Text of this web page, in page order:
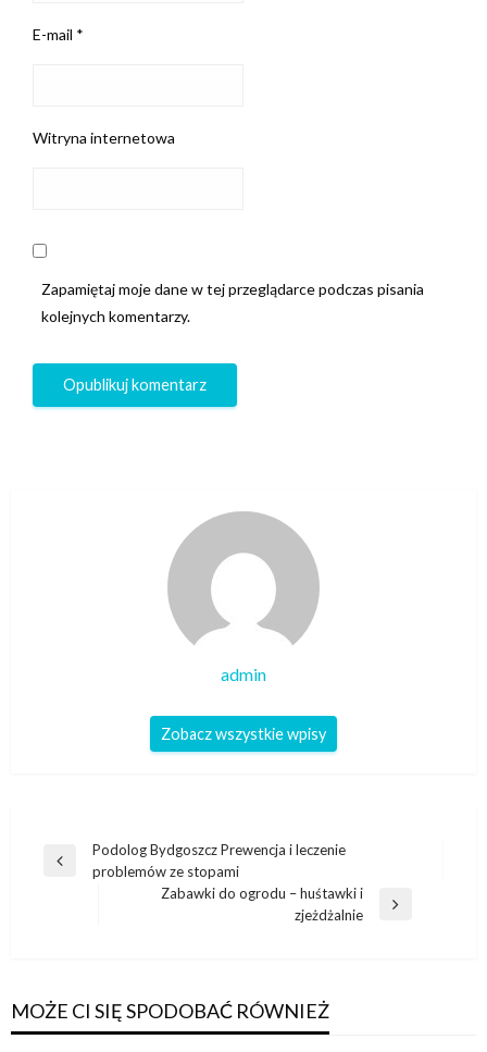
E-mail *
Witryna internetowa
Zapamiętaj moje dane w tej przeglądarce podczas pisania
kolejnych komentarzy.
admin
Zobacz wszystkie wpisy
Nawigacja
wpisu
Poprzedni
Podolog Bydgoszcz Prewencja i leczenie
problemów ze stopami
Zabawki do ogrodu – huśtawki i
zjeżdżalnie
MOŻE CI SIĘ SPODOBAĆ RÓWNIEŻ